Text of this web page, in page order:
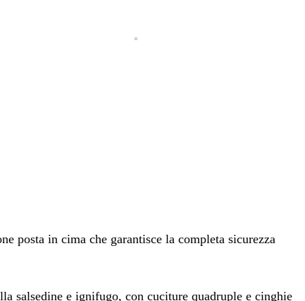
posta in cima che garantisce la completa sicurezza
salsedine e ignifugo, con cuciture quadruple e cinghie